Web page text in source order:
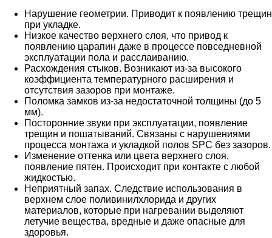
Нарушение геометрии. Приводит к появлению трещин
при укладке.
Низкое качество верхнего слоя, что привод к
появлению царапин даже в процессе повседневной
эксплуатации пола и расслаиванию.
Расхождения стыков. Возникают из-за высокого
коэффициента температурного расширения и
отсутствия зазоров при монтаже.
Поломка замков из-за недостаточной толщины (до 5
мм).
Посторонние звуки при эксплуатации, появление
трещин и пошатываний. Связаны с нарушениями
процесса монтажа и укладкой полов SPC без зазоров.
Изменение оттенка или цвета верхнего слоя,
появление пятен. Происходит при контакте с любой
жидкостью.
Неприятный запах. Следствие использования в
верхнем слое поливинилхлорида и других
материалов, которые при нагревании выделяют
летучие вещества, вредные и даже опасные для
здоровья.